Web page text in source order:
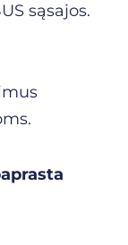
sąsajos.